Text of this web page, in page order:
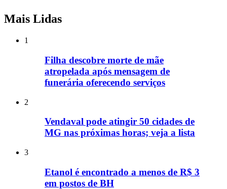
Mais Lidas
1
Filha descobre morte de mãe
atropelada após mensagem de
funerária oferecendo serviços
2
Vendaval pode atingir 50 cidades de
MG nas próximas horas; veja a lista
3
Etanol é encontrado a menos de R$ 3
em postos de BH